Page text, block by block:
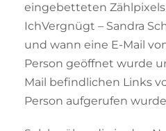
eingebetteten
IchVergnügt – Sandra
und wann eine E-Mail
Person geöffnet wurde
Mail befindlichen Links
Person aufgerufen